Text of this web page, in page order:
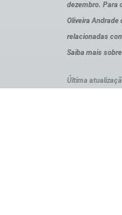
dezembro. Para
Oliveira
relacionadas
Saiba mais
Última